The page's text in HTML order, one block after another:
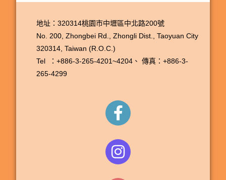
地址：320314桃園市中壢區中北路200號
No. 200, Zhongbei Rd., Zhongli Dist., Taoyuan City
320314, Taiwan (R.O.C.)
Tel ：+886-3-265-4201~4204、 傳真：+886-3-
265-4299